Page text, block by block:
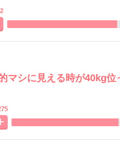
マシに見える時が40kg位